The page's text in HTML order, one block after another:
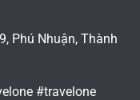
Phú Nhuận, Thành
#travelone